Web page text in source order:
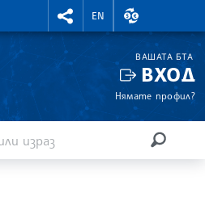
RIGHTMENU.SOCIAL
EN
ВАЛУТНИ
ВАШАТА БТА
ВХОД
Нямате профил?